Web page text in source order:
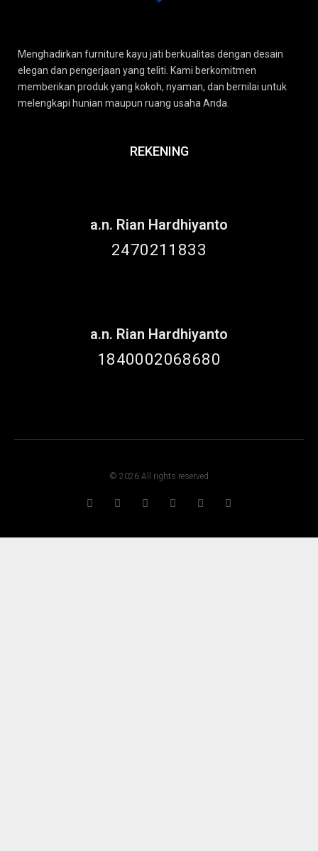
Menghadirkan furniture kayu jati berkualitas dengan desain
elegan dan pengerjaan yang teliti. Kami berkomitmen
memberikan produk yang kokoh, nyaman, dan bernilai untuk
melengkapi hunian maupun ruang usaha Anda.
REKENING
a.n. Rian Hardhiyanto
2470211833
a.n. Rian Hardhiyanto
1840002068680
© 2026 All rights reserved